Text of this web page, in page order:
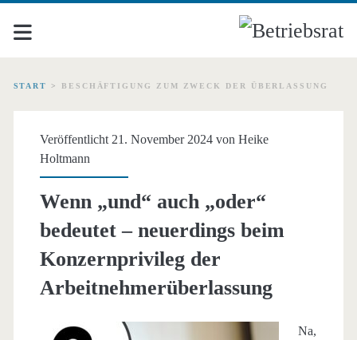
START > BESCHÄFTIGUNG ZUM ZWECK DER ÜBERLASSUNG
Schlagwort:
<span>Beschäftigung
zum
Zweck
der
Überlassung</span>
Veröffentlicht 21. November 2024 von Heike
Holtmann
Wenn „und“ auch „oder“
bedeutet – neuerdings beim
Konzernprivileg der
Arbeitnehmerüberlassung
Na,